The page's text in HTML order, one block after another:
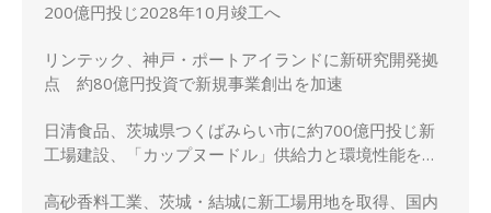
200億円投じ2028年10月竣工へ
リンテック、神戸・ポートアイランドに新研究開発拠
点 約80億円投資で新規事業創出を加速
日清食品、茨城県つくばみらい市に約700億円投じ新
工場建設、「カップヌードル」供給力と環境性能を強
高砂香料工業、茨城・結城に新工場用地を取得、国内